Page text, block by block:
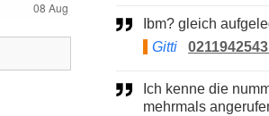
Ibm? gleich
Gitti
mehrmals